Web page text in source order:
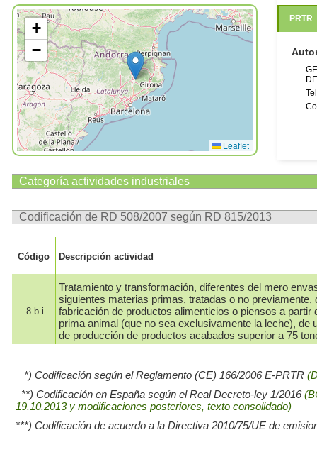
+
−
Leaflet
PRTR
Categoría actividades industriales
Codificación de RD 508/2007 según RD 815/2013
Código Descripción actividad
8.b.i
Tratamiento y transformación, diferentes del mero
siguientes materias primas, tratadas o no previamente,
fabricación de productos alimenticios o piensos a partir
prima animal (que no sea exclusivamente la leche), de
de producción de productos acabados superior a 75
*) Codificación según el Reglamento (CE) 166/2006 E-PRTR
**) Codificación en España según el Real Decreto-ley 1/2016
19.10.2013 y modificaciones posteriores, texto consolidado)
***) Codificación de acuerdo a la Directiva 2010/75/UE de